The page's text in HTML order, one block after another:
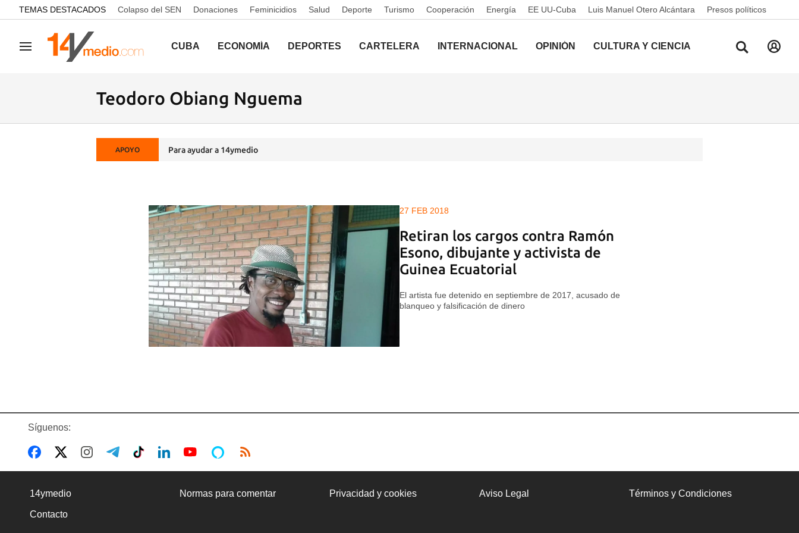
common.go-to-content
TEMAS DESTACADOS Colapso del SEN Donaciones Feminicidios Salud Deporte Turismo Cooperación Energía EE UU-Cuba Luis Manuel Otero Alcántara Presos políticos
Navegación CUBA ECONOMÍA DEPORTES CARTELERA INTERNACIONAL OPINIÓN CULTURA Y CIENCIA
Teodoro Obiang Nguema
APOYO Para ayudar a 14ymedio
27 FEB 2018
Retiran los cargos contra Ramón
Esono, dibujante y activista de
Guinea Ecuatorial
El artista fue detenido en septiembre de 2017, acusado de
blanqueo y falsificación de dinero
Síguenos:
14ymedio Normas para comentar Privacidad y cookies Aviso Legal Términos y Condiciones
Contacto